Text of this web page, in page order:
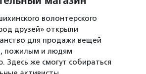
волонтерского
друзей» открыли
для продажи вещей
пожилым и людям
Здесь же смогут собираться